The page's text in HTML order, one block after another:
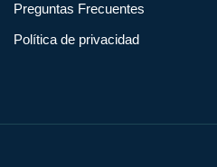
Preguntas Frecuentes
Política de privacidad